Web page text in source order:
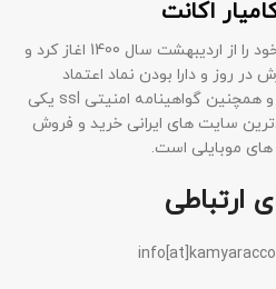
اکانت
وبسایت کامیار اکانت فعالیت خود را از اردیبهشت سال 1400 اغاز کرد و
بیش از 50 سفارش در روز و دارا بودن نماد اعتماد
الکترونیکی،مجوز پرداخت امن و همچنین گواهینامه امنیتی ssl یکی
سایت های ایرانی خرید و فروش
های موبایلی است.
ارتباطی